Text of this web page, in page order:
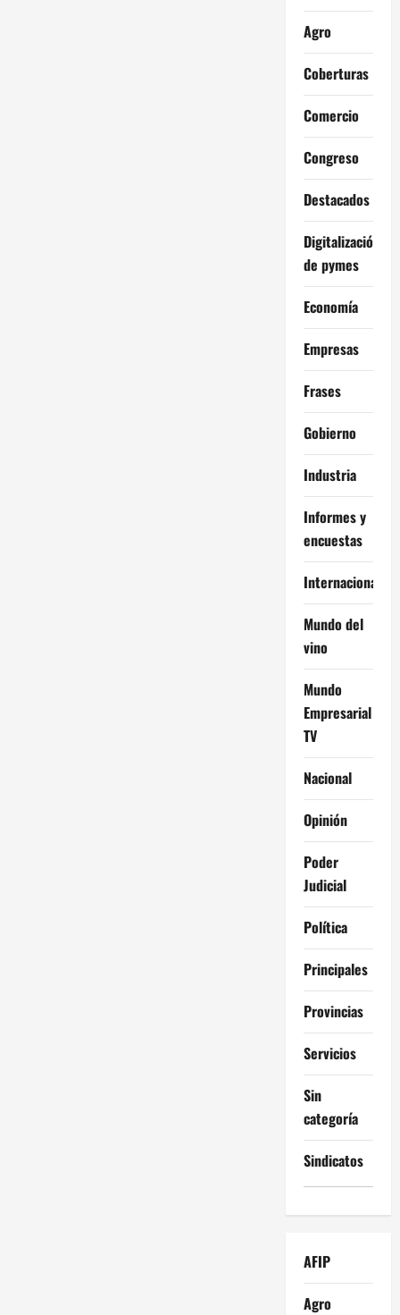
Agro
Coberturas
Comercio
Congreso
Destacados
Digitalización
de pymes
Economía
Empresas
Frases
Gobierno
Industria
Informes y
encuestas
Internacional
Mundo del
vino
Mundo
Empresarial
TV
Nacional
Opinión
Poder
Judicial
Política
Principales
Provincias
Servicios
Sin
categoría
Sindicatos
AFIP
Agro